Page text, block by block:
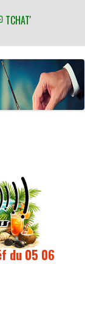
TCHAT'
du 05 06